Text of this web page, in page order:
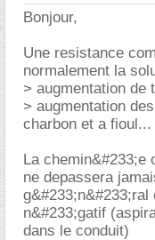
Bonjour,
Une resistance
normalement la
> augmentation de
> augmentation
charbon et a fioul...
La chemin&#233;e
ne depassera
n&#233;gatif
dans le conduit)